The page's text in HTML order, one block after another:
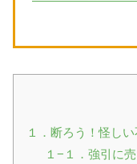
１．断ろう！怪し
１−１．強引に